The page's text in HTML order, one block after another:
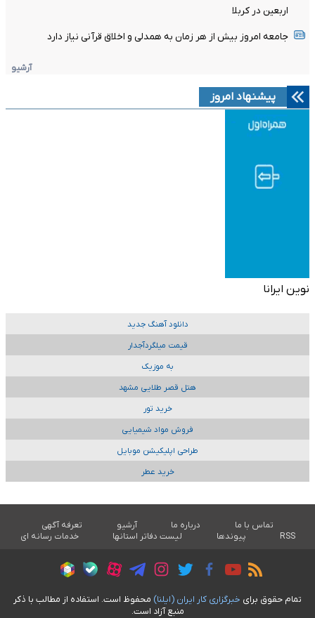
اربعین در کربلا
جامعه امروز بیش از هر زمان به همدلی و اخلاق قرآنی نیاز دارد
آرشیو
پیشنهاد امروز
نوین ایرانا
دانلود آهنگ جدید
قیمت میلگردآجدار
به موزیک
هتل قصر طلایی مشهد
خرید تور
فروش مواد شیمیایی
طراحی اپلیکیشن موبایل
خرید عطر
تماس با ما درباره ما آرشیو
تعرفه آگهی
RSS
پیوندها لیست دفاتر استانها خدمات رسانه ای
تمام حقوق برای خبرگزاری کار ايران (ايلنا) محفوظ است. استفاده از مطالب با ذکر
منبع آزاد است.